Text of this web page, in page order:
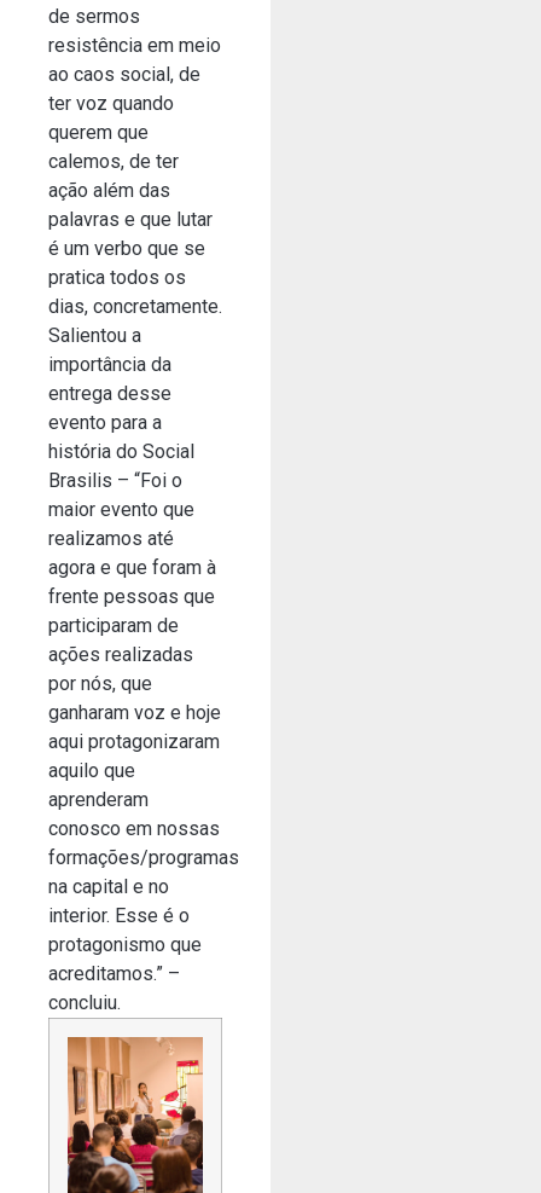
de sermos
resistência em meio
ao caos social, de
ter voz quando
querem que
calemos, de ter
ação além das
palavras e que lutar
é um verbo que se
pratica todos os
dias, concretamente.
Salientou a
importância da
entrega desse
evento para a
história do Social
Brasilis – “Foi o
maior evento que
realizamos até
agora e que foram à
frente pessoas que
participaram de
ações realizadas
por nós, que
ganharam voz e hoje
aqui protagonizaram
aquilo que
aprenderam
conosco em nossas
formações/programas
na capital e no
interior. Esse é o
protagonismo que
acreditamos.” –
concluiu.